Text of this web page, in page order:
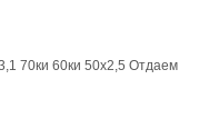
70ки 60ки 50х2,5 Отдаем